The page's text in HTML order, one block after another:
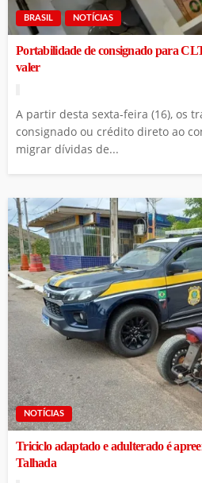
BRASIL NOTÍCIAS
Portabilidade de consignado para
valer
A partir desta sexta-feira (16), os
consignado ou crédito direto ao
migrar dívidas de...
NOTÍCIAS
Triciclo adaptado e adulterado é
Talhada